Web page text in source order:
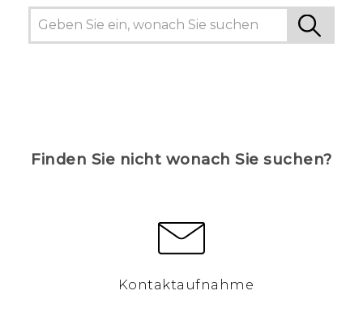
Finden Sie nicht wonach Sie suchen?
Kontaktaufnahme